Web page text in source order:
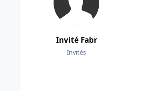
Invité Fabr
Invités